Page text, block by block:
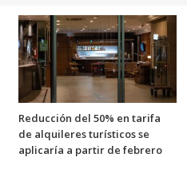
Reducción del 50% en tarifa
de alquileres turísticos se
aplicaría a partir de febrero